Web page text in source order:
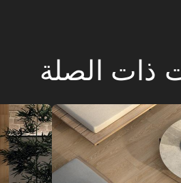
ذات الصلة